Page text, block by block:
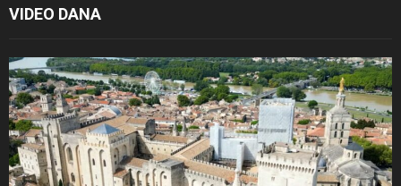
VIDEO DANA